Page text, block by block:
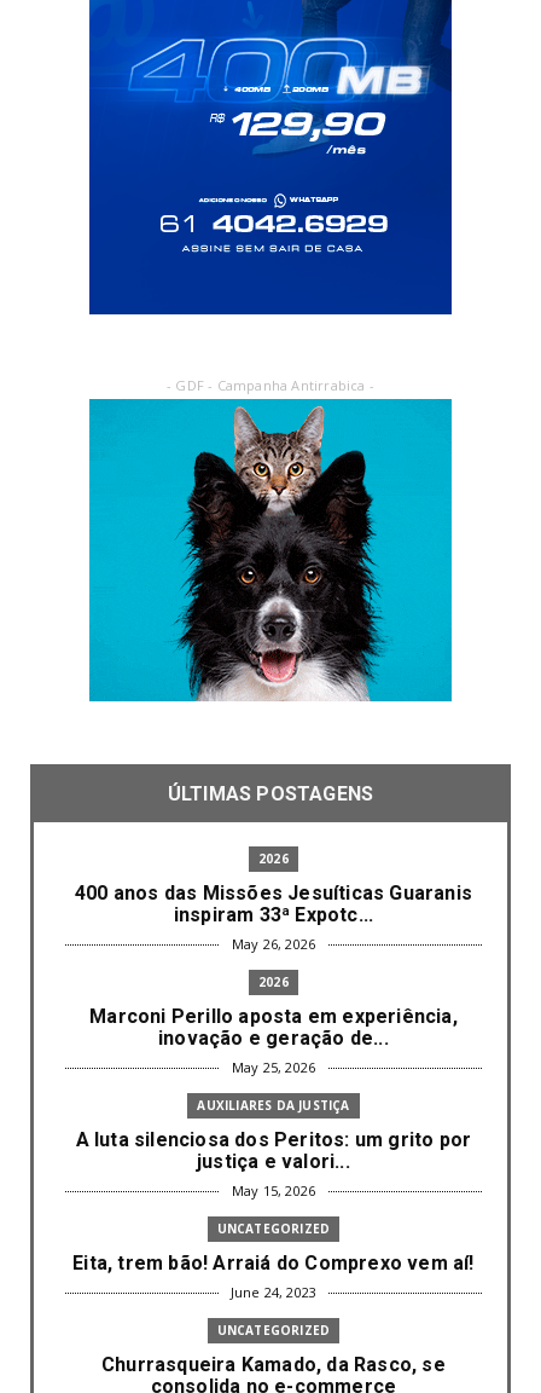
- GDF - Campanha Antirrabica -
ÚLTIMAS POSTAGENS
2026
400 anos das Missões Jesuíticas Guaranis
inspiram 33ª Expotc...
May 26, 2026
2026
Marconi Perillo aposta em experiência,
inovação e geração de...
May 25, 2026
AUXILIARES DA JUSTIÇA
A luta silenciosa dos Peritos: um grito por
justiça e valori...
May 15, 2026
UNCATEGORIZED
Eita, trem bão! Arraiá do Comprexo vem aí!
June 24, 2023
UNCATEGORIZED
Churrasqueira Kamado, da Rasco, se
consolida no e-commerce